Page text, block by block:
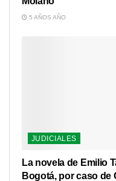
5 AÑOS AÑO
JUDICIALES
La novela de Emilio
Bogotá, por caso de